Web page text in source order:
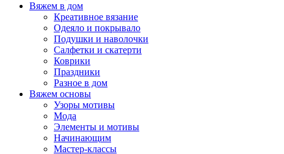
Вяжем в дом
Креативное вязание
Одеяло и покрывало
Подушки и наволочки
Салфетки и скатерти
Коврики
Праздники
Разное в дом
Вяжем основы
Узоры мотивы
Мода
Элементы и мотивы
Начинающим
Мастер-классы